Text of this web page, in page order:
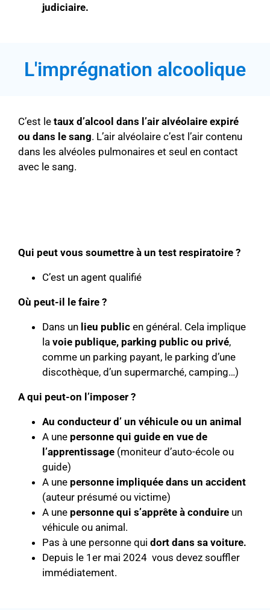
judiciaire.
L'imprégnation alcoolique
C’est le taux d’alcool dans l’air alvéolaire expiré
ou dans le sang. L’air alvéolaire c’est l’air contenu
dans les alvéoles pulmonaires et seul en contact
avec le sang.
Qui peut vous soumettre à un test respiratoire ?
C’est un agent qualifié
Où peut-il le faire ?
Dans un lieu public en général. Cela implique
la voie publique, parking public ou privé,
comme un parking payant, le parking d’une
discothèque, d’un supermarché, camping…)
A qui peut-on l’imposer ?
Au conducteur d’ un véhicule ou un animal
A une personne qui guide en vue de
l’apprentissage (moniteur d’auto-école ou
guide)
A une personne impliquée dans un accident
(auteur présumé ou victime)
A une personne qui s’apprête à conduire un
véhicule ou animal.
Pas à une personne qui dort dans sa voiture.
Depuis le 1er mai 2024 vous devez souffler
immédiatement.